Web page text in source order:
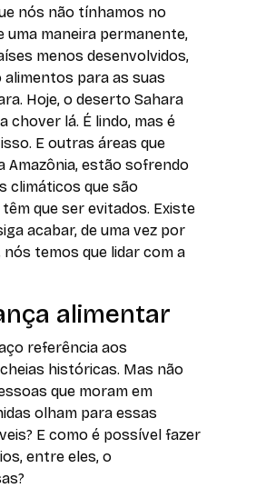
nós não tínhamos no
uma maneira permanente,
menos desenvolvidos,
alimentos para as suas
Hoje, o deserto Sahara
chover lá. É lindo, mas é
E outras áreas que
Amazônia, estão sofrendo
climáticos que são
que ser evitados. Existe
acabar, de uma vez por
temos que lidar com a
alimentar
referência aos
históricas. Mas não
que moram em
olham para essas
E como é possível fazer
entre eles, o